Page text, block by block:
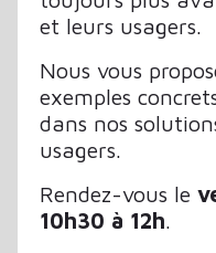
et leurs usagers.
Nous vous
exemples
dans nos
usagers.
Rendez-vous le
10h30 à 12h.